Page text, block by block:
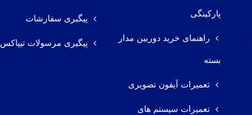
پارکینگی
راهنمای خرید دوربین مدار
بسته
تعمیرات آیفون تصویری
تعمیرات سیستم های
پیگیری سفارشات
پیگیری مرسولات تیپاکس